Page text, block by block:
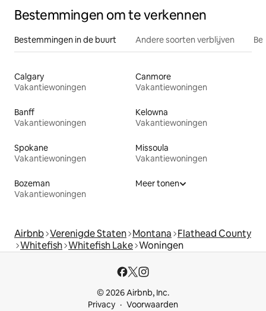
Bestemmingen om te verkennen
Bestemmingen in de buurt Andere soorten verblijven
Calgary
Vakantiewoningen
Canmore
Vakantiewoningen
Banff
Vakantiewoningen
Kelowna
Vakantiewoningen
Spokane
Vakantiewoningen
Missoula
Vakantiewoningen
Bozeman
Vakantiewoningen
Meer tonen
Airbnb Verenigde Staten Montana Flathead County
Whitefish Whitefish Lake Woningen
© 2026 Airbnb, Inc.
Privacy
Voorwaarden